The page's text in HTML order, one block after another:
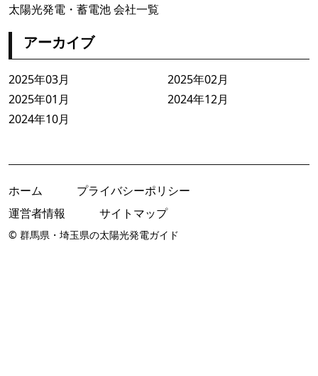
太陽光発電・蓄電池 会社一覧
アーカイブ
2025年03月
2025年02月
2025年01月
2024年12月
2024年10月
ホーム
プライバシーポリシー
運営者情報
サイトマップ
© 群馬県・埼玉県の太陽光発電ガイド